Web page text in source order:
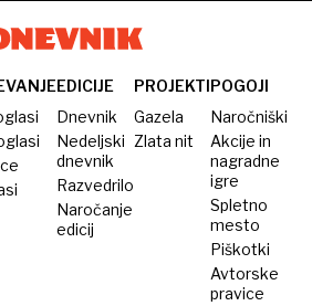
EDICIJE
Dnevnik
Nedeljski
dnevnik
Razvedrilo
Naročanje
edicij
PROJEKTI
Gazela
Zlata nit
POGOJI
Naročniški
Akcije in
nagradne
igre
Spletno
mesto
Piškotki
Avtorske
pravice